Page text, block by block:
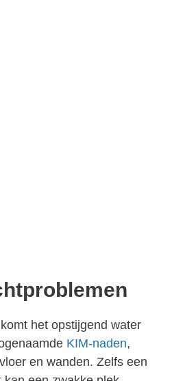
het opstijgend water
KIM-naden,
en wanden. Zelfs een